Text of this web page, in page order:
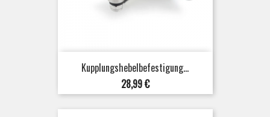
Kupplungshebelbefestigung...
Preis
28,99 €